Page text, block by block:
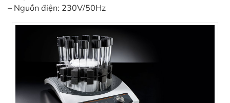
– Nguồn điện: 230V/50Hz